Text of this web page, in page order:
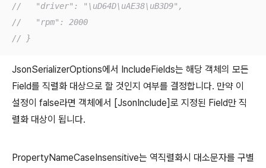
//   "driver": "\uD64D\uAE38\uB3D9",
//   "rpm": 2000
// }
JsonSerializerOptions에서 IncludeFields는 해당 객체의 모든
Field를 직렬화 대상으로 할 것인지 여부를 결정합니다. 만약 이
설정이 false라면 객체에서 [JsonInclude]로 지정된 Field만 직
렬화 대상이 됩니다.
PropertyNameCaseInsensitive는 역직렬화시 대소문자를 구별